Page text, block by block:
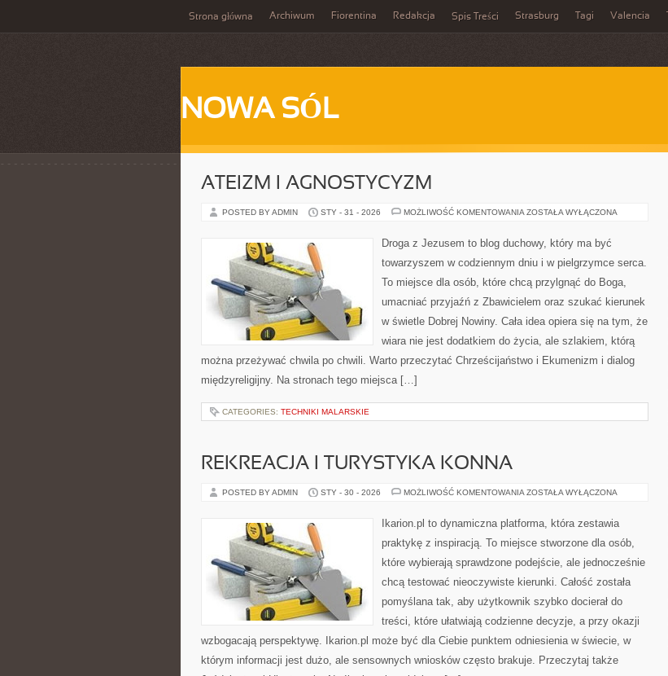
Strona główna Archiwum Fiorentina Redakcja Spis Treści Strasburg Tagi Valencia
NOWA SÓL
ATEIZM I AGNOSTYCYZM
POSTED BY ADMIN STY - 31 - 2026 MOŻLIWOŚĆ KOMENTOWANIA ATEIZM
ZOSTAŁA WYŁĄCZONA
Droga z Jezusem to blog duchowy, który ma być
towarzyszem w codziennym dniu i w pielgrzymce serca.
To miejsce dla osób, które chcą przylgnąć do Boga,
umacniać przyjaźń z Zbawicielem oraz szukać kierunek
w świetle Dobrej Nowiny. Cała idea opiera się na tym, że
wiara nie jest dodatkiem do życia, ale szlakiem, którą
można przeżywać chwila po chwili. Warto przeczytać Chrześcijaństwo i Ekumenizm i dialog
międzyreligijny. Na stronach tego miejsca […]
CATEGORIES: TECHNIKI MALARSKIE
REKREACJA I TURYSTYKA KONNA
POSTED BY ADMIN STY - 30 - 2026 MOŻLIWOŚĆ KOMENTOWANIA REKREACJA
KONNA
ZOSTAŁA WYŁĄCZONA
Ikarion.pl to dynamiczna platforma, która zestawia
praktykę z inspiracją. To miejsce stworzone dla osób,
które wybierają sprawdzone podejście, ale jednocześnie
chcą testować nieoczywiste kierunki. Całość została
pomyślana tak, aby użytkownik szybko docierał do
treści, które ułatwiają codzienne decyzje, a przy okazji
wzbogacają perspektywę. Ikarion.pl może być dla Ciebie punktem odniesienia w świecie, w
którym informacji jest dużo, ale sensownych wniosków często brakuje. Przeczytaj także